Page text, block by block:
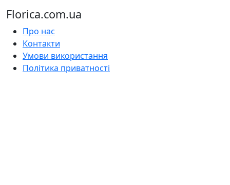
Florica.com.ua
Про нас
Контакти
Умови використання
Політика приватності